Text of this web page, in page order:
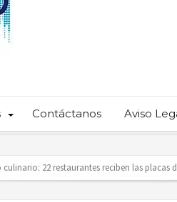
Contáctanos Aviso
para la prevención del trabajo infantil en